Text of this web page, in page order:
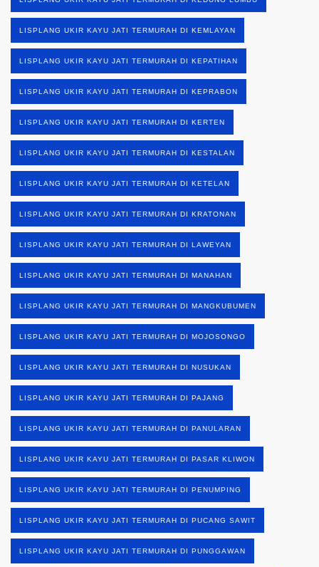
LISPLANG UKIR KAYU JATI TERMURAH DI KEMLAYAN
LISPLANG UKIR KAYU JATI TERMURAH DI KEPATIHAN
LISPLANG UKIR KAYU JATI TERMURAH DI KEPRABON
LISPLANG UKIR KAYU JATI TERMURAH DI KERTEN
LISPLANG UKIR KAYU JATI TERMURAH DI KESTALAN
LISPLANG UKIR KAYU JATI TERMURAH DI KETELAN
LISPLANG UKIR KAYU JATI TERMURAH DI KRATONAN
LISPLANG UKIR KAYU JATI TERMURAH DI LAWEYAN
LISPLANG UKIR KAYU JATI TERMURAH DI MANAHAN
LISPLANG UKIR KAYU JATI TERMURAH DI MANGKUBUMEN
LISPLANG UKIR KAYU JATI TERMURAH DI MOJOSONGO
LISPLANG UKIR KAYU JATI TERMURAH DI NUSUKAN
LISPLANG UKIR KAYU JATI TERMURAH DI PAJANG
LISPLANG UKIR KAYU JATI TERMURAH DI PANULARAN
LISPLANG UKIR KAYU JATI TERMURAH DI PASAR KLIWON
LISPLANG UKIR KAYU JATI TERMURAH DI PENUMPING
LISPLANG UKIR KAYU JATI TERMURAH DI PUCANG SAWIT
LISPLANG UKIR KAYU JATI TERMURAH DI PUNGGAWAN